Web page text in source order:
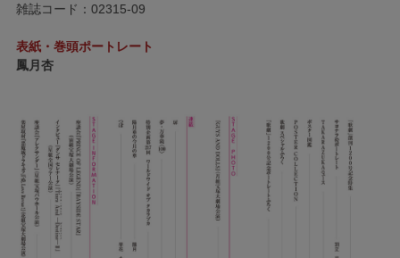
雑誌コード：02315-09
表紙・巻頭ポートレート
鳳月杏